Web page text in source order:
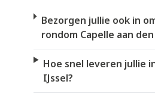
Bezorgen jullie ook in
rondom Capelle aan den
Hoe snel leveren jullie
IJssel?